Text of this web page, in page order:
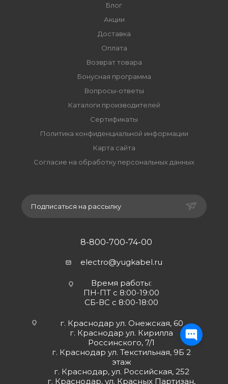
Блог
Акции
Доставка
Оплата
Возврат товара
Бонусная программа
Вопросы-ответы
Каталоги производителей
Сертификаты
Политика конфиденциальной информации
Карта сайта
Согласие на обработку персональных данных
Подписаться на рассылку
8-800-700-74-00
electro@yugkabel.ru
Время работы:
ПН-ПТ с 8:00-19:00
СБ-ВС с 8:00-18:00
г. Краснодар ул. Онежская, 60
г. Краснодар ул. Кирилла
Россинского, 7/1
г. Краснодар ул. Текстильная, 9Б 2
этаж
г. Краснодар, ул. Российская, 252
г. Краснодар, ул. Красных Партизан,